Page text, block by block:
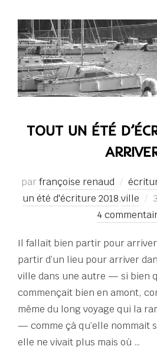
TOUT UN ÉTÉ
parfrançoise renaud
un été d'écriture 2018,ville
4
Il fallait bien partir pour
partir d’un lieu pour arriver
ville dans une autre — si bien
commençait bien en amont,
même du long voyage qui la
— comme çà qu’elle nommait
elle ne vivait plus mais où …